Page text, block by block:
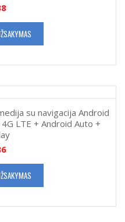
su navigacija Android
LTE + Android Auto +